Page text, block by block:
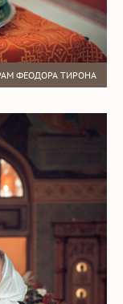
ФЕОДОРА ТИРОНА